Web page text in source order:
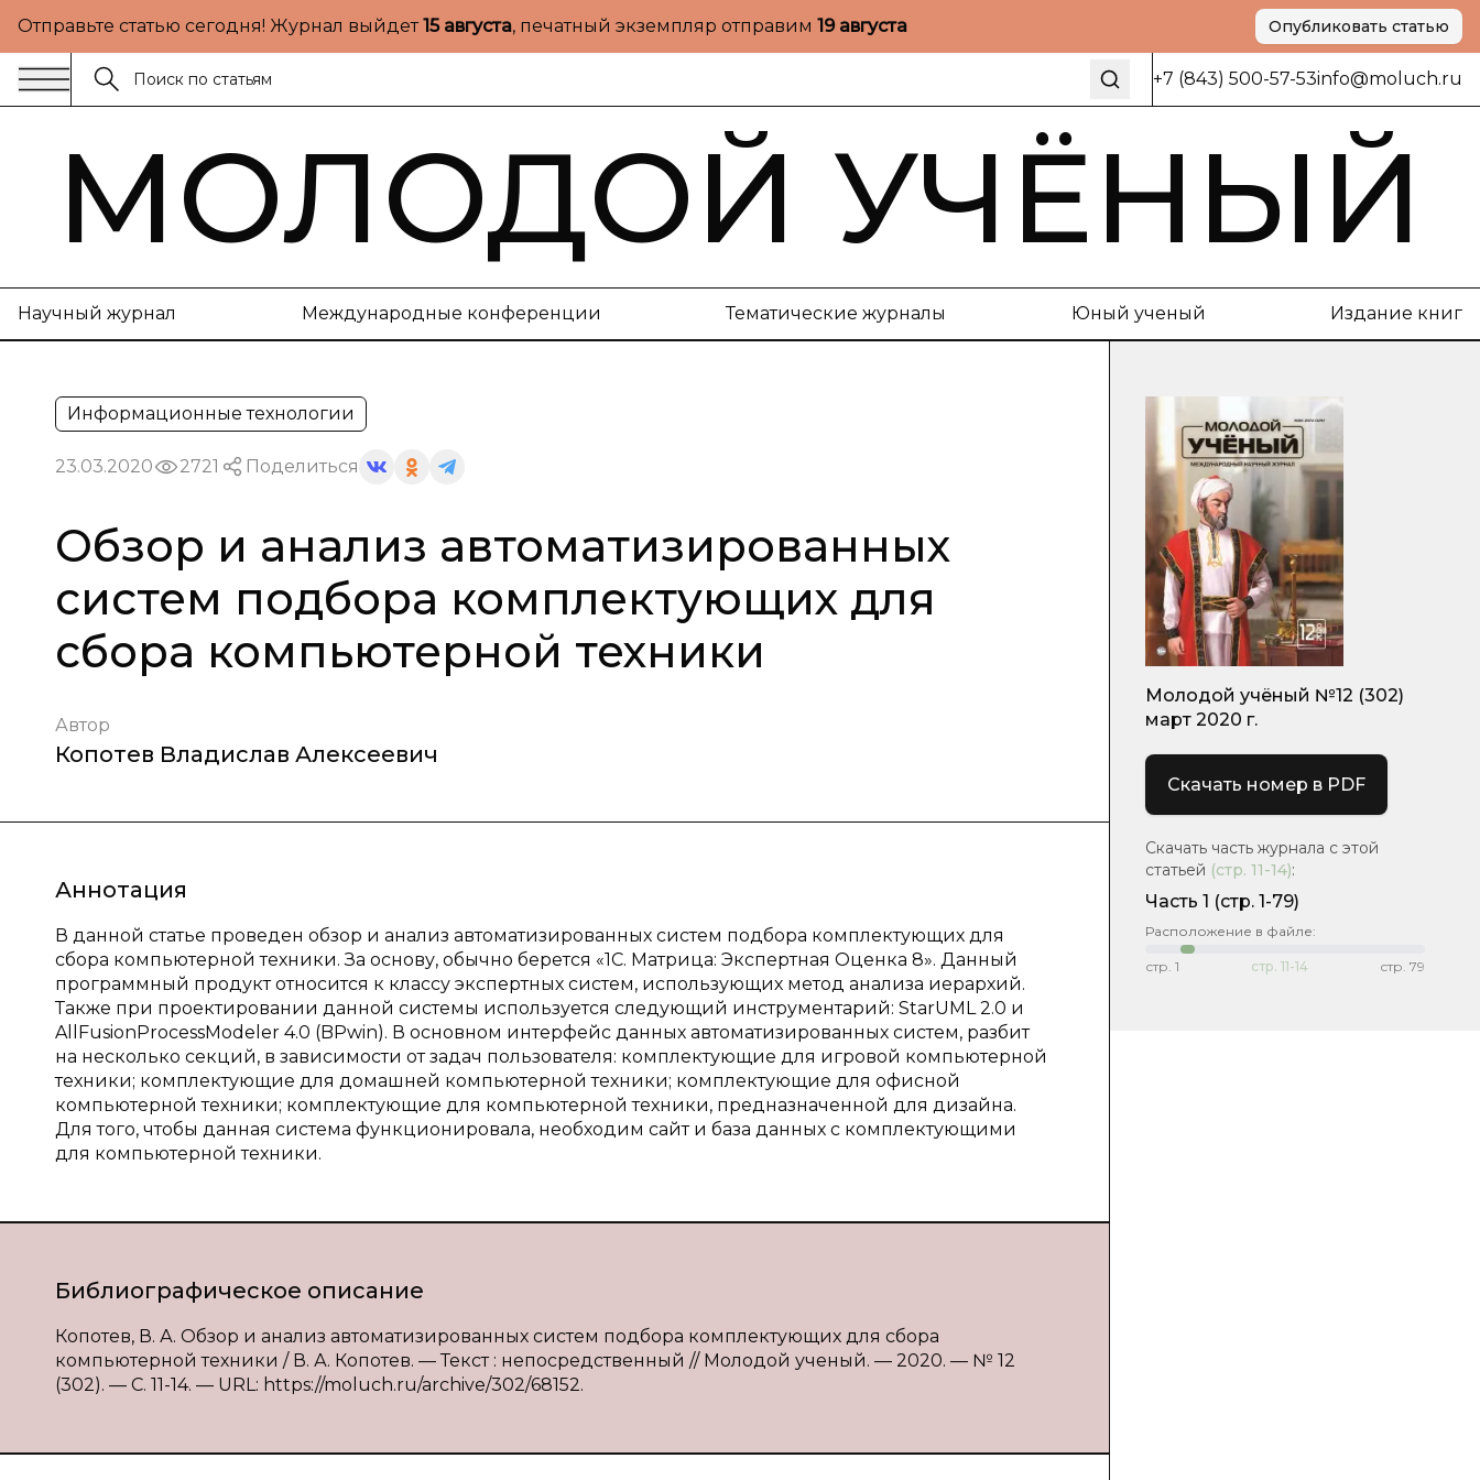
Отправьте статью сегодня! Журнал выйдет15 августа, печатный экземпляр отправим 19 августа Опубликовать статью
+7 (843) 500-57-53info@moluch.ru
МОЛОДОЙ УЧЁНЫЙ
Научный журнал Международные конференции Тематические журналы Юный ученый Издание книг
Информационные технологии
23.03.2020 2721 Поделиться
Обзор и анализ автоматизированных
систем подбора комплектующих для
сбора компьютерной техники
Автор
Копотев Владислав Алексеевич
Аннотация
В данной статье проведен обзор и анализ автоматизированных систем подбора комплектующих для
сбора компьютерной техники. За основу, обычно берется «1С. Матрица: Экспертная Оценка 8». Данный
программный продукт относится к классу экспертных систем, использующих метод анализа иерархий.
Также при проектировании данной системы используется следующий инструментарий: StarUML 2.0 и
AllFusionProcessModeler 4.0 (BPwin). В основном интерфейс данных автоматизированных систем, разбит
на несколько секций, в зависимости от задач пользователя: комплектующие для игровой компьютерной
техники; комплектующие для домашней компьютерной техники; комплектующие для офисной
компьютерной техники; комплектующие для компьютерной техники, предназначенной для дизайна.
Для того, чтобы данная система функционировала, необходим сайт и база данных с комплектующими
для компьютерной техники.
Библиографическое описание
Копотев, В. А. Обзор и анализ автоматизированных систем подбора комплектующих для сбора
компьютерной техники / В. А. Копотев. — Текст : непосредственный // Молодой ученый. — 2020. — № 12
(302). — С. 11-14. — URL: https://moluch.ru/archive/302/68152.
Молодой учёный №12 (302)
март 2020 г.
Скачать номер в PDF
Скачать часть журнала с этой
статьей (стр. 11-14):
Часть 1 (стр. 1-79)
Расположение в файле:
стр. 1 стр. 11-14 стр. 79